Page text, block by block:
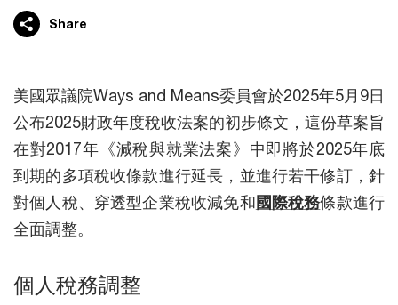
Share
美國眾議院Ways and Means委員會於2025年5月9日
公布2025財政年度稅收法案的初步條文，這份草案旨
在對2017年《減稅與就業法案》中即將於2025年底
到期的多項稅收條款進行延長，並進行若干修訂，針
對個人稅、穿透型企業稅收減免和國際稅務條款進行
全面調整。
個人稅務調整